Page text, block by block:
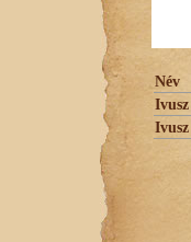
Név
Ivusz